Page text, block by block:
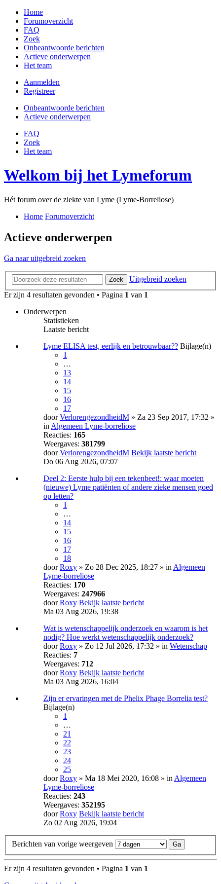
Home
Forumoverzicht
FAQ
Zoek
Onbeantwoorde berichten
Actieve onderwerpen
Het team
Aanmelden
Registreer
Onbeantwoorde berichten
Actieve onderwerpen
FAQ
Zoek
Het team
Welkom bij het Lymeforum
Hét forum over de ziekte van Lyme (Lyme-Borreliose)
Home Forumoverzicht
Actieve onderwerpen
Ga naar uitgebreid zoeken
Zoek
Uitgebreid zoeken
Er zijn 4 resultaten gevonden • Pagina 1 van 1
Onderwerpen
Statistieken
Laatste bericht
Lyme ELISA test, eerlijk en betrouwbaar?? Bijlage(n)
1
…
13
14
15
16
17
doorVerlorengezondheidM » Za 23 Sep 2017, 17:32 »
in Algemeen Lyme-borreliose
Reacties: 165
Weergaves: 381799
doorVerlorengezondheidM Bekijk laatste bericht
Do 06 Aug 2026, 07:07
Deel 2: Eerste hulp bij een tekenbeet!: waar moeten
(nieuwe) Lyme patiënten of andere zieke mensen goed
op letten?
1
…
14
15
16
17
18
doorRoxy » Zo 28 Dec 2025, 18:27 » in Algemeen
Lyme-borreliose
Reacties: 170
Weergaves: 247966
doorRoxy Bekijk laatste bericht
Ma 03 Aug 2026, 19:38
Wat is wetenschappelijk onderzoek en waarom is het
nodig? Hoe werkt wetenschappelijk onderzoek?
doorRoxy » Zo 12 Jul 2026, 17:32 » in Wetenschap
Reacties: 7
Weergaves: 712
doorRoxy Bekijk laatste bericht
Ma 03 Aug 2026, 16:04
Zijn er ervaringen met de Phelix Phage Borrelia test?
Bijlage(n)
1
…
21
22
23
24
25
doorRoxy » Ma 18 Mei 2020, 16:08 » in Algemeen
Lyme-borreliose
Reacties: 243
Weergaves: 352195
doorRoxy Bekijk laatste bericht
Zo 02 Aug 2026, 19:04
Berichten van vorige weergeven
Er zijn 4 resultaten gevonden • Pagina 1 van 1